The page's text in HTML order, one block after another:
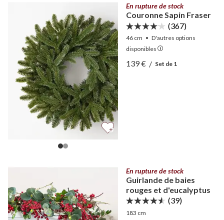
En rupture de stock
Couronne Sapin Fraser
(367)
46 cm • D'autres options
disponibles
Afficher Couronne Sapin
Afficher Couronne Sapin
139 €/ Set de 1
En rupture de stock
Guirlande de baies
rouges et d'eucalyptus
(39)
183 cm